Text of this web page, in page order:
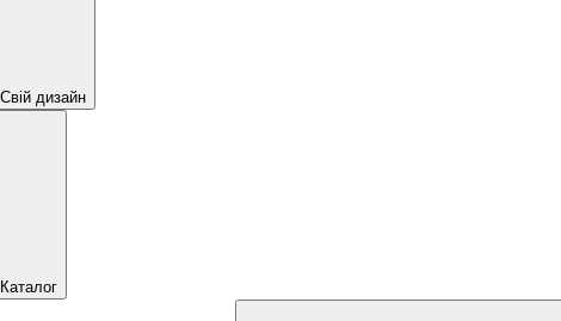
Свій дизайн
Каталог